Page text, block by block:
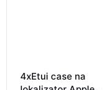
4xEtui case na